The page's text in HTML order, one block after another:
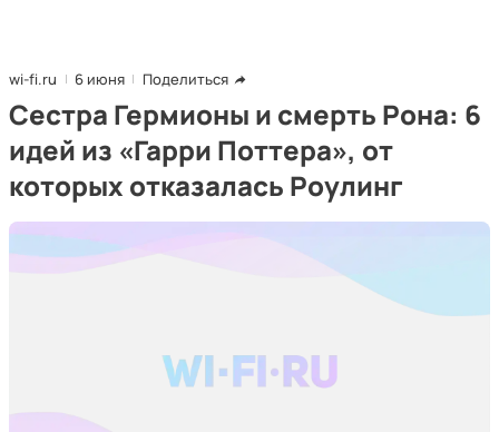
wi-fi.ru 6 июня Поделиться
Сестра Гермионы и смерть Рона: 6
идей из «Гарри Поттера», от
которых отказалась Роулинг